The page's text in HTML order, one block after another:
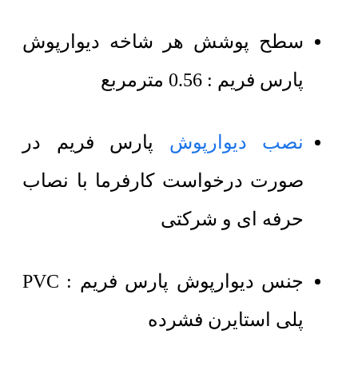
سطح پوشش هر شاخه دیوارپوش
پارس فریم : 0.56 مترمربع
نصب دیوارپوش پارس فریم در
صورت درخواست کارفرما با نصاب
حرفه ای و شرکتی
جنس دیوارپوش پارس فریم : PVC
پلی استایرن فشرده